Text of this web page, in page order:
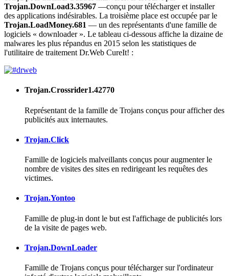
Trojan.DownLoad3.35967 —conçu pour télécharger et installer
des applications indésirables. La troisième place est occupée par le
Trojan.LoadMoney.681 — un des représentants d'une famille de
logiciels « downloader ». Le tableau ci-dessous affiche la dizaine de
malwares les plus répandus en 2015 selon les statistiques de
l'utilitaire de traitement Dr.Web CureIt! :
Trojan.Crossrider1.42770
Représentant de la famille de Trojans conçus pour afficher des
publicités aux internautes.
Trojan.Click
Famille de logiciels malveillants conçus pour augmenter le
nombre de visites des sites en redirigeant les requêtes des
victimes.
Trojan.Yontoo
Famille de plug-in dont le but est l'affichage de publicités lors
de la visite de pages web.
Trojan.DownLoader
Famille de Trojans conçus pour télécharger sur l'ordinateur